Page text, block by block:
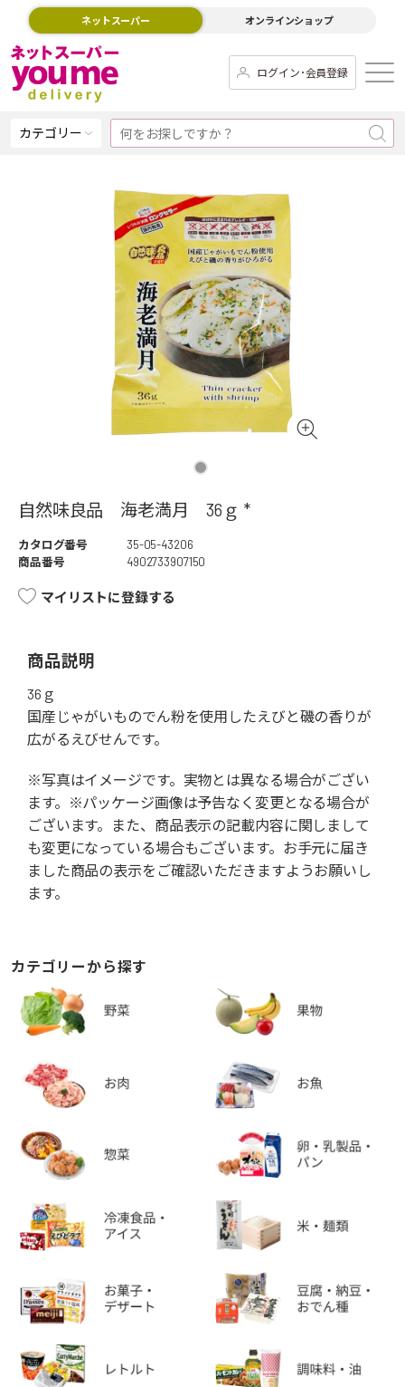
ネットスーパー オンラインショップ
ログイン･会員登録
カテゴリー
自然味良品 海老満月 36ｇ *
カタログ番号
35-05-43206
商品番号
4902733907150
マイリストに登録する
商品説明
36ｇ
国産じゃがいものでん粉を使用したえびと磯の香りが
広がるえびせんです。
※写真はイメージです。実物とは異なる場合がござい
ます。※パッケージ画像は予告なく変更となる場合が
ございます。また、商品表示の記載内容に関しまして
も変更になっている場合もございます。お手元に届き
ました商品の表示をご確認いただきますようお願いし
ます。
カテゴリーから探す